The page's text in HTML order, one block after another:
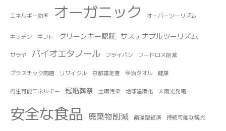
エネルギー効率 オーガニック オーバーツーリズム
キッチン ギフト グリーンキー認証 サステナブルツーリズム
サラヤ バイオエタノール フライパン フードロス削減
プラスチック問題 リサイクル 京都議定書 今治タオル 健康
再生可能エネルギー 冠婚葬祭 土壌汚染 地球温暖化 太陽光発電
安全な食品 廃棄物削減 循環型経済 持続可能な観光